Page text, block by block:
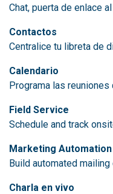
Chat, puerta de enlace
Contactos
Centralice tu libreta de
Calendario
Programa las
Field Service
Schedule and track
Marketing Automation
Build automated mailing
Charla en vivo